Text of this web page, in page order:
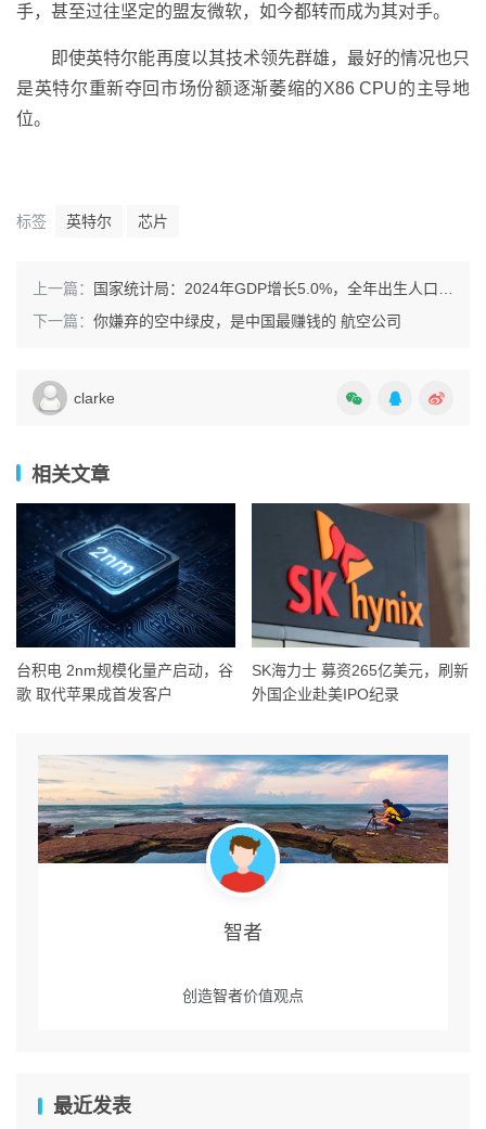
手，甚至过往坚定的盟友微软，如今都转而成为其对手。
即使英特尔能再度以其技术领先群雄，最好的情况也只
是英特尔重新夺回市场份额逐渐萎缩的X86 CPU的主导地
位。
标签 英特尔 芯片
上一篇：
国家统计局：2024年GDP增长5.0%，全年出生人口954万人
下一篇： 你嫌弃的空中绿皮，是中国最赚钱的 航空公司
clarke
相关文章
台积电 2nm规模化量产启动，谷
歌 取代苹果成首发客户
SK海力士 募资265亿美元，刷新
外国企业赴美IPO纪录
智者
创造智者价值观点
最近发表